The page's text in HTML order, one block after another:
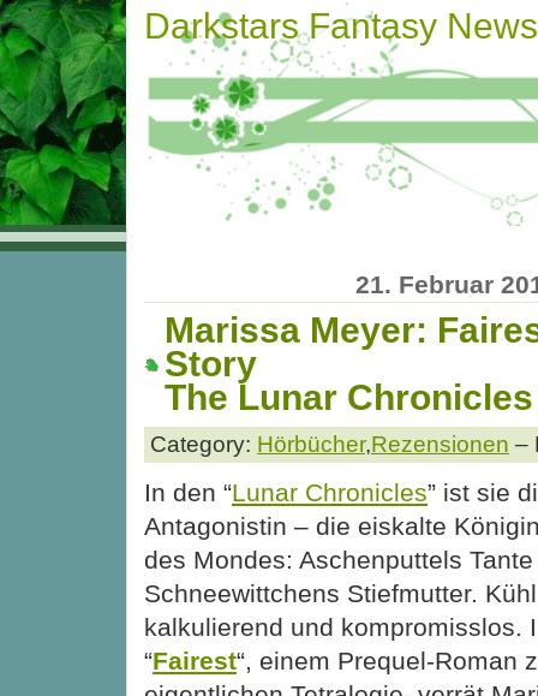
Darkstars Fantasy News
21. Februar
Marissa Meyer:
Story
The Lunar
Category: Hörbücher,Rezensionen –
In den “Lunar Chronicles” ist sie
Antagonistin – die eiskalte
des Mondes: Aschenputtels
Schneewittchens Stiefmutter.
kalkulierend und kompromisslos.
“Fairest“, einem Prequel-Roman